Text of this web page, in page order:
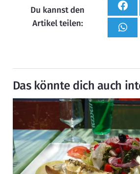
Du kannst den
Artikel teilen:
Das könnte dich auch